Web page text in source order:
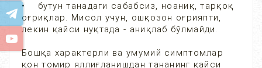
• бутун танадаги сабабсиз, ноаниқ, тарқоқ
оғриқлар. Мисол учун, ошқозон оғрияпти,
лекин қайси нуқтада - аниқлаб бўлмайди.
Бошқа характерли ва умумий симптомлар
қон томир яллиғланишдан тананинг қайси